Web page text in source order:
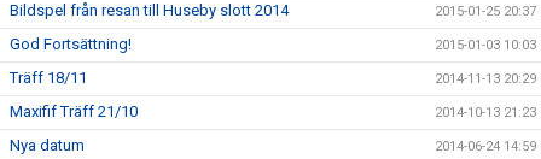
Bildspel från resan till Huseby slott 2014 2015-01-25 20:37
God Fortsättning! 2015-01-03 10:03
Träff 18/11 2014-11-13 20:29
Maxifif Träff 21/10 2014-10-13 21:23
Nya datum 2014-06-24 14:59